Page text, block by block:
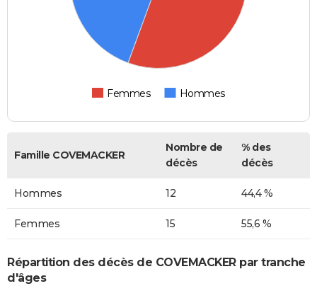
Femmes Hommes
Famille COVEMACKER
Nombre de
décès
% des
décès
Hommes 12 44,4 %
Femmes 15 55,6 %
Répartition des décès de COVEMACKER par tranche
d'âges